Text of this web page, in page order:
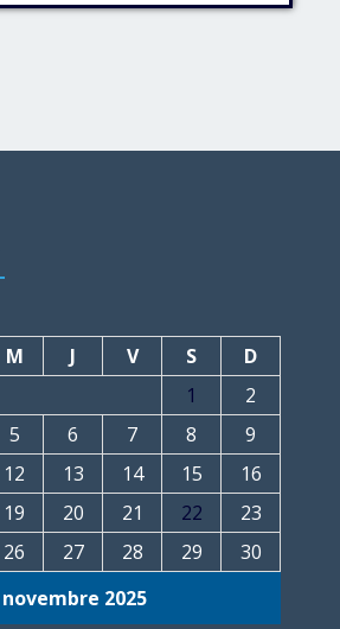
novembre 2025
M J V S
D
1
2
5 6 7 8
9
12 13 14 15
16
19 20 21 22
23
26 27 28 29 30